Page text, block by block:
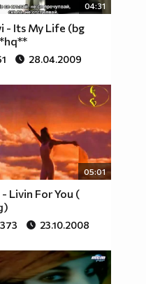
04:31
- Its My Life (bg
28.04.2009
05:01
Livin For You (
23.10.2008